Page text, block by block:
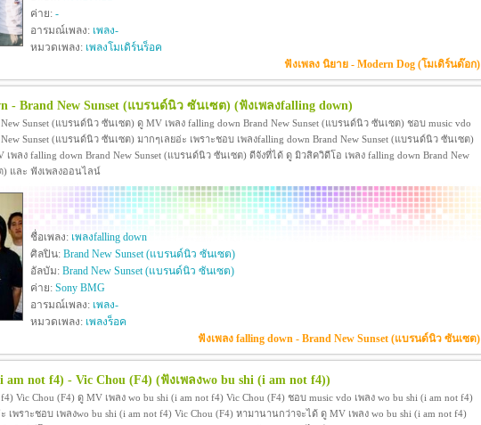
ค่าย: -
อารมณ์เพลง: เพลง-
หมวดเพลง: เพลงโมเดิร์นร็อค
ฟังเพลง นิยาย - Modern Dog (โมเดิร์นด๊อก)
- Brand New Sunset (แบรนด์นิว ซันเซต) (ฟังเพลงfalling down)
New Sunset (แบรนด์นิว ซันเซต) ดู MV เพลง falling down Brand New Sunset (แบรนด์นิว ซันเซต) ชอบ music vdo
New Sunset (แบรนด์นิว ซันเซต) มากๆเลยอ่ะ เพราะชอบ เพลงfalling down Brand New Sunset (แบรนด์นิว ซันเซต)
พลง falling down Brand New Sunset (แบรนด์นิว ซันเซต) ดีจังที่ได้ ดู มิวสิควิดีโอ เพลง falling down Brand New
) และ ฟังเพลงออนไลน์
ชื่อเพลง: เพลงfalling down
ศิลปิน: Brand New Sunset (แบรนด์นิว ซันเซต)
อัลบัม: Brand New Sunset (แบรนด์นิว ซันเซต)
ค่าย: Sony BMG
อารมณ์เพลง: เพลง-
หมวดเพลง: เพลงร็อค
ฟังเพลง falling down - Brand New Sunset (แบรนด์นิว ซันเซต)
am not f4) - Vic Chou (F4) (ฟังเพลงwo bu shi (i am not f4))
Vic Chou (F4) ดู MV เพลง wo bu shi (i am not f4) Vic Chou (F4) ชอบ music vdo เพลง wo bu shi (i am not f4)
เพราะชอบ เพลงwo bu shi (i am not f4) Vic Chou (F4) หามานานกว่าจะได้ ดู MV เพลง wo bu shi (i am not f4)